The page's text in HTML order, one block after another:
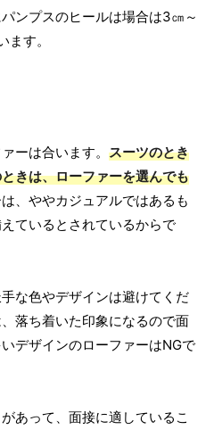
ンプスのヒールは場合は3㎝～
す。
ーは合います。 スーツのとき
きは、ローファーを選んでも
、ややカジュアルではあるも
ているとされているからで
な色やデザインは避けてくだ
落ち着いた印象になるので面
デザインのローファーはNGで
あって、面接に適しているこ